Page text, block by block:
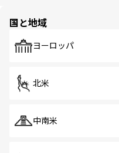
で、ホーカーズは
国と地域
ヨーロッパ
北米
中南米